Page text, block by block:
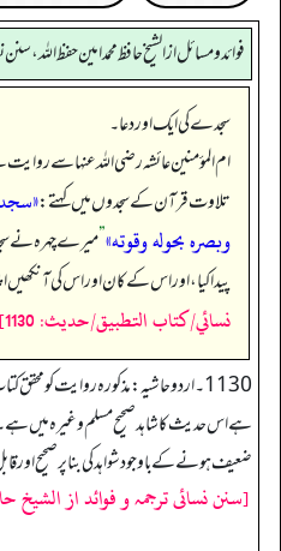
فوائد ومسائل از الشيخ حافظ محمد امين حفظ الله،
سجدے کی ایک اور دعا۔
ام المؤمنین عائشہ رضی اللہ عنہا سے
تلاوت قرآن کے سجدوں میں کہتے:
وبصره بحوله وقوته»”میرے چہرہ نے
پیدا کیا، اور اس کے کان اور اس کی
نسائي/كتاب التطبيق/حدیث: 1130]
1130۔ اردو حاشیہ: مذکورہ روایت کو
ہے اس حدیث کا شاہد صحیح مسلم وغیرہ میں ہے۔
ضعیف ہونے کے باوجود شواہد کی بنا پر صحیح اور
[سنن نسائی ترجمہ و فوائد از